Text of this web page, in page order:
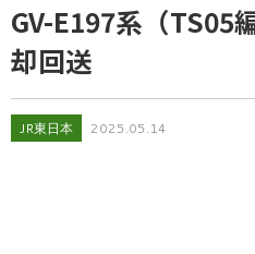
GV-E197系（TS05
却回送
JR東日本 2025.05.14